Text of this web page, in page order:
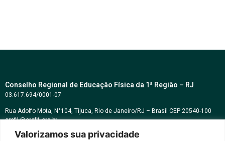
Valorizamos sua privacidade
Conselho Regional de Educação Física da 1ª Região – RJ
03.617.694/0001-07
Rua Adolfo Mota, N°104, Tijuca, Rio de Janeiro/RJ – Brasil CEP 20540-100
cref1@cref1.org.br
Assessoria de comunicação: